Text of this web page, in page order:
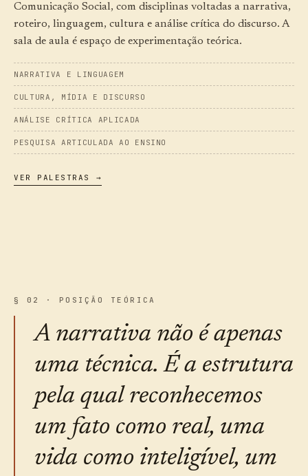
Comunicação Social, com disciplinas voltadas a narrativa,
roteiro, linguagem, cultura e análise crítica do discurso. A
sala de aula é espaço de experimentação teórica.
NARRATIVA E LINGUAGEM
CULTURA, MÍDIA E DISCURSO
ANÁLISE CRÍTICA APLICADA
PESQUISA ARTICULADA AO ENSINO
VER PALESTRAS →
§ 02 · POSIÇÃO TEÓRICA
A narrativa não é apenas
uma técnica. É a estrutura
pela qual reconhecemos
um fato como real, uma
vida como inteligível, um